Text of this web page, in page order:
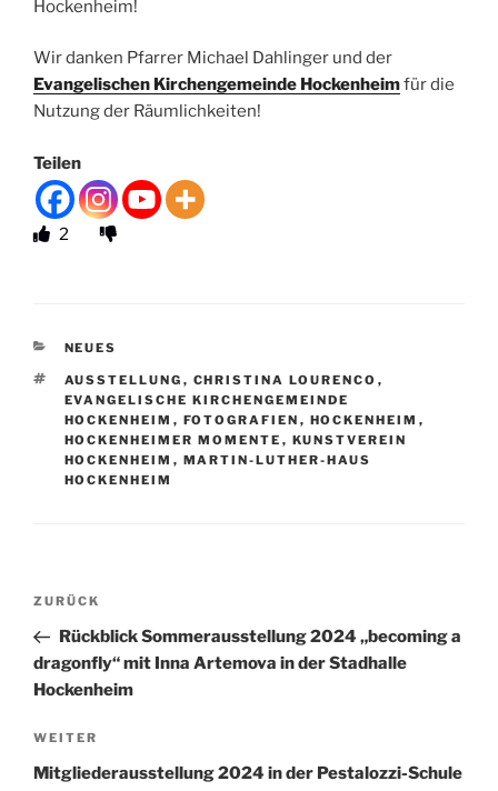
Hockenheim!
Wir danken Pfarrer Michael Dahlinger und der
Evangelischen Kirchengemeinde Hockenheimfür die
Nutzung der Räumlichkeiten!
Teilen
2
KATEGORIEN
NEUES
SCHLAGWÖRTER
AUSSTELLUNG , CHRISTINA LOURENCO ,
EVANGELISCHE KIRCHENGEMEINDE
HOCKENHEIM , FOTOGRAFIEN , HOCKENHEIM ,
HOCKENHEIMER MOMENTE , KUNSTVEREIN
HOCKENHEIM , MARTIN-LUTHER-HAUS
HOCKENHEIM
Beitragsnavigation
Vorheriger
Beitrag
ZURÜCK
Rückblick Sommerausstellung 2024 „becoming a
dragonfly“ mit Inna Artemova in der Stadhalle
Hockenheim
Nächster
Beitrag
WEITER
Mitgliederausstellung 2024 in der Pestalozzi-Schule